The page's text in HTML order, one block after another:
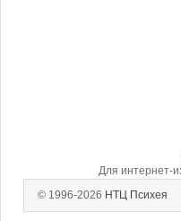
Для интернет-
© 1996-2026 НТЦ Психея